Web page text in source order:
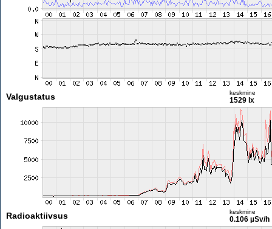
Valgustatus keskmine
1529 lx
Radioaktiivsus keskmine
0.106 µSv/h